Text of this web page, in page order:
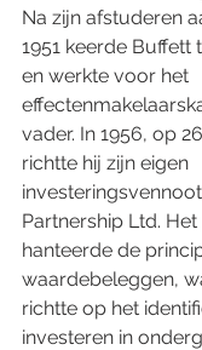
Na zijn afstuderen
1951 keerde Buffett
en werkte voor het
vader. In 1956, op
richtte hij zijn eigen
Partnership Ltd.
hanteerde de
waardebeleggen,
richtte op het
investeren in